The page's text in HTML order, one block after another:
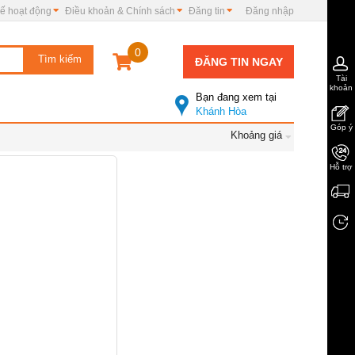
Đăng nhập
Đăng tin
Điều khoản & Chính sách
hoạt động
0
ĐĂNG TIN NGAY
Bạn đang xem tại
Khánh Hòa
Khoảng giá
Tài
khoản
Góp ý
Hỗ trợ